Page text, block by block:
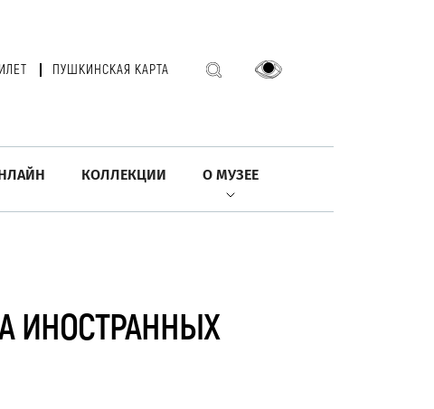
ПУШКИНСКАЯ КАРТА
КОЛЛЕКЦИИ О МУЗЕЕ
ИНОСТРАННЫХ